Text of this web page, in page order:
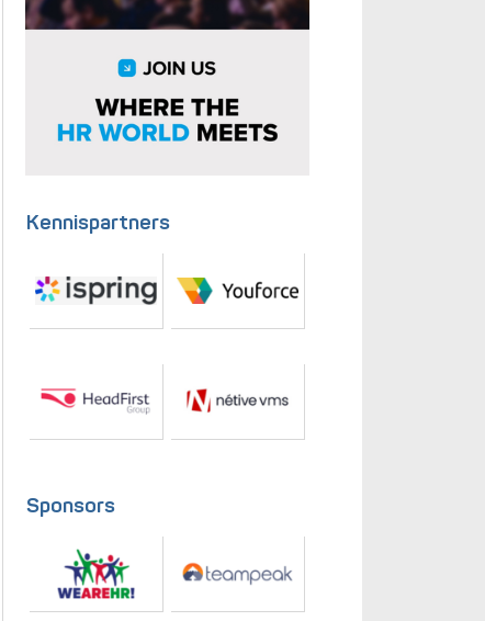
Kennispartners
Sponsors